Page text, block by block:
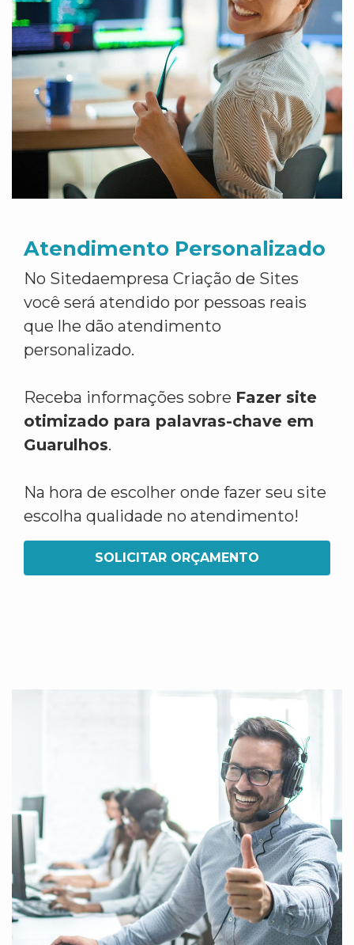
Atendimento Personalizado
No Sitedaempresa Criação de Sites
você será atendido por pessoas reais
que lhe dão atendimento
personalizado.
Receba informações sobre Fazer site
otimizado para palavras-chave em
Guarulhos.
Na hora de escolher onde fazer seu site
escolha qualidade no atendimento!
SOLICITAR ORÇAMENTO